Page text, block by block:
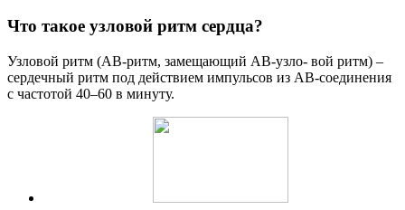
Что такое узловой ритм сердца?
Узловой ритм (АВ-ритм, замещающий АВ-узло- вой ритм) –
сердечный ритм под действием импульсов из АВ-соединения
с частотой 40–60 в минуту.